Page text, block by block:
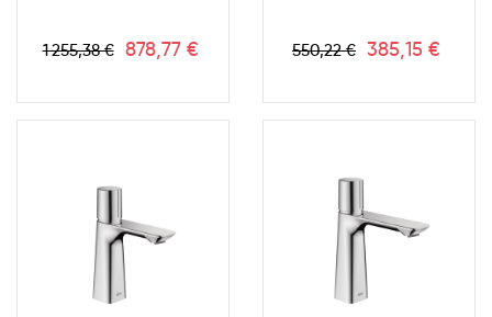
Prix
1 255,38 € Prix
878,77 € Prix
550,22 € Prix
385,15 €